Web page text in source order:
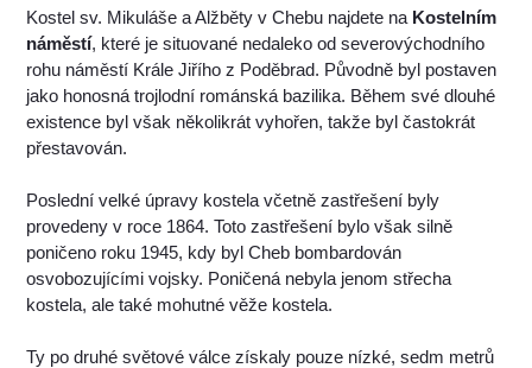
Kostel sv. Mikuláše a Alžběty v Chebu najdete na Kostelním
náměstí, které je situované nedaleko od severovýchodního
rohu náměstí Krále Jiřího z Poděbrad. Původně byl postaven
jako honosná trojlodní románská bazilika. Během své dlouhé
existence byl však několikrát vyhořen, takže byl častokrát
přestavován.
Poslední velké úpravy kostela včetně zastřešení byly
provedeny v roce 1864. Toto zastřešení bylo však silně
poničeno roku 1945, kdy byl Cheb bombardován
osvobozujícími vojsky. Poničená nebyla jenom střecha
kostela, ale také mohutné věže kostela.
Ty po druhé světové válce získaly pouze nízké, sedm metrů